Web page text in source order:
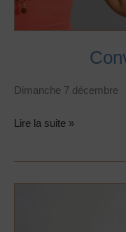
Dimanche 7 décembre
Lire la suite »